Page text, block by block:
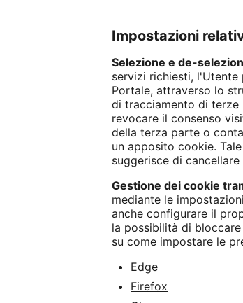
Impostazioni
Selezione e de-
servizi richiesti,
Portale, attraverso lo
di tracciamento di
revocare il consenso
della terza parte o
un apposito cookie.
suggerisce di
Gestione dei cookie
mediante le
anche configurare il
la possibilità di
su come impostare le
Edge
Firefox